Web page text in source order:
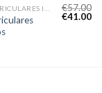
€57.00
€41.00